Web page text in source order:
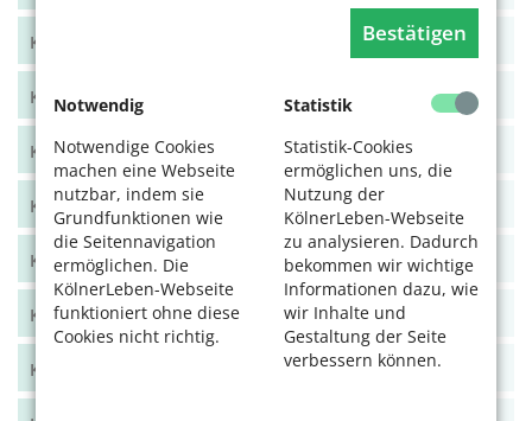
Bestätigen
Notwendig
Notwendige Cookies
machen eine Webseite
nutzbar, indem sie
Grundfunktionen wie
die Seitennavigation
ermöglichen. Die
KölnerLeben-Webseite
funktioniert ohne diese
Cookies nicht richtig.
Statistik
Statistik-Cookies
ermöglichen uns, die
Nutzung der
KölnerLeben-Webseite
zu analysieren. Dadurch
bekommen wir wichtige
Informationen dazu, wie
wir Inhalte und
Gestaltung der Seite
verbessern können.
KölnerLeben Feb/März 2021
KölnerLeben Dez 20/Jan 21
KölnerLeben Okt/Nov 2020
KölnerLeben Aug/Sept 2020
KölnerLeben Juni/Juli 2020
KölnerLeben April/Mai 2020
KölnerLeben Feb/März 2020